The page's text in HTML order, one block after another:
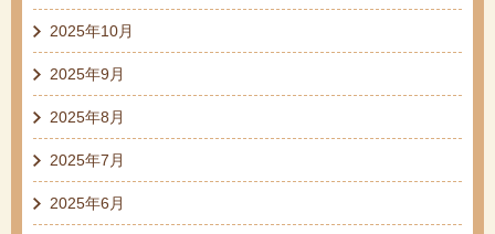
2025年10月
2025年9月
2025年8月
2025年7月
2025年6月